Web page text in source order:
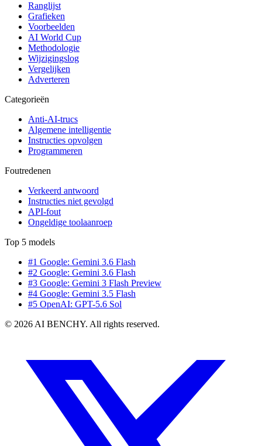
Ranglijst
Grafieken
Voorbeelden
AI World Cup
Methodologie
Wijzigingslog
Vergelijken
Adverteren
Categorieën
Anti-AI-trucs
Algemene intelligentie
Instructies opvolgen
Programmeren
Foutredenen
Verkeerd antwoord
Instructies niet gevolgd
API-fout
Ongeldige toolaanroep
Top 5 models
#1 Google: Gemini 3.6 Flash
#2 Google: Gemini 3.6 Flash
#3 Google: Gemini 3 Flash Preview
#4 Google: Gemini 3.5 Flash
#5 OpenAI: GPT-5.6 Sol
© 2026 AI BENCHY. All rights reserved.